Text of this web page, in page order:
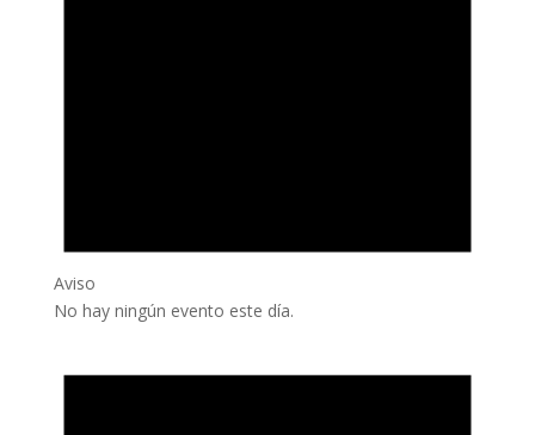
Aviso
No hay ningún evento este día.